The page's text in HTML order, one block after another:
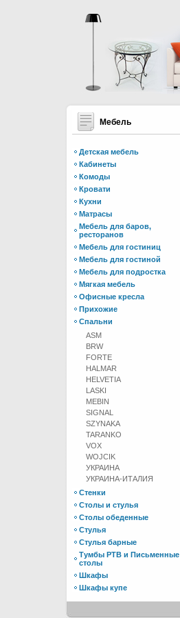
Мебель
Детская мебель
Кабинеты
Комоды
Кровати
Кухни
Матрасы
Мебель для баров,
ресторанов
Мебель для гостиниц
Мебель для гостиной
Мебель для подростка
Мягкая мебель
Офисные кресла
Прихожие
Спальни
ASM
BRW
FORTE
HALMAR
HELVETIA
LASKI
MEBIN
SIGNAL
SZYNAKA
TARANKO
VOX
WOJCIK
УКРАИНА
УКРАИНА-ИТАЛИЯ
Стенки
Столы и стулья
Столы обеденные
Стулья
Стулья барные
Тумбы РТВ и Письменные
столы
Шкафы
Шкафы купе